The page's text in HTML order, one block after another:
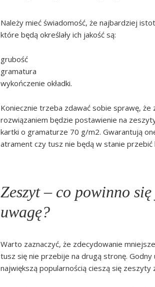
Należy mieć świadomość, że najbardziej
które będą określały ich jakość są:
grubość
gramatura
wykończenie okładki.
Koniecznie trzeba zdawać sobie sprawę,
rozwiązaniem będzie postawienie na
kartki o gramaturze 70 g/m2. Gwarantują
atrament czy tusz nie będą w stanie przebić
Zeszyt – co powinno
uwagę?
Warto zaznaczyć, że zdecydowanie
tusz się nie przebije na drugą stronę.
największą popularnością cieszą się zeszyty